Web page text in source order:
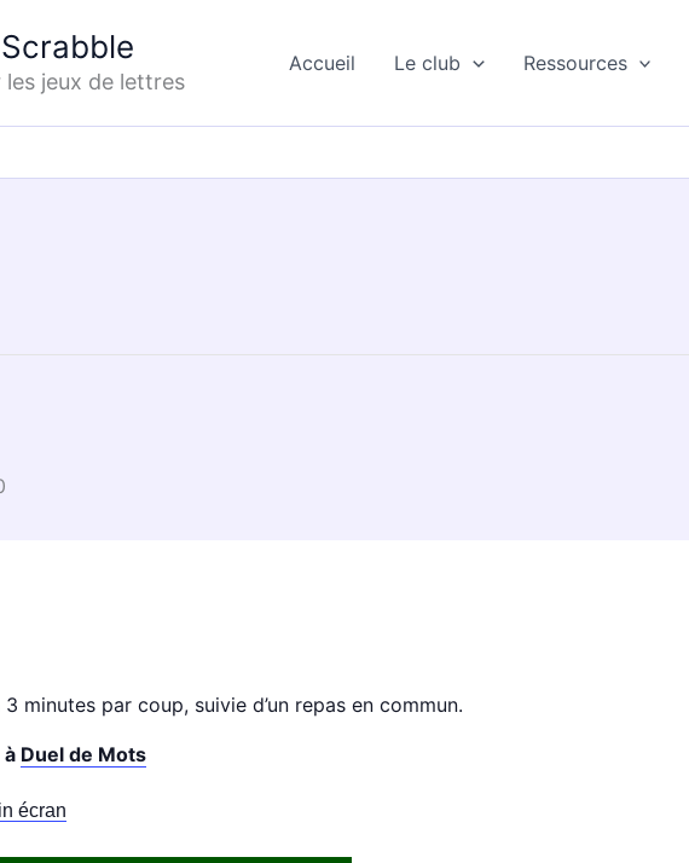
les jeux de lettres
Accueil Le club Ressources
minutes par coup, suivie d’un repas en commun.
à Duel de Mots
écran